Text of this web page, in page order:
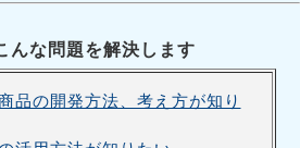
んな問題を解決します
品の開発方法、考え方が知り